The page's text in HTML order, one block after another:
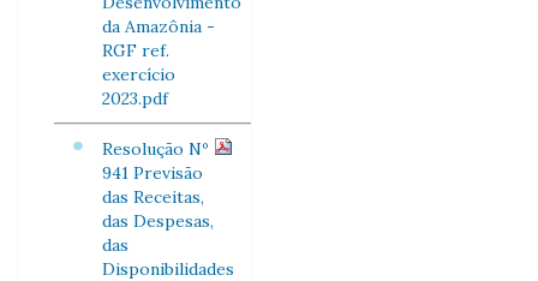
da Amazônia -
RGF ref.
exercício
2023.pdf
Resolução Nº
941 Previsão
das Receitas,
das Despesas,
das
Disponibilidades